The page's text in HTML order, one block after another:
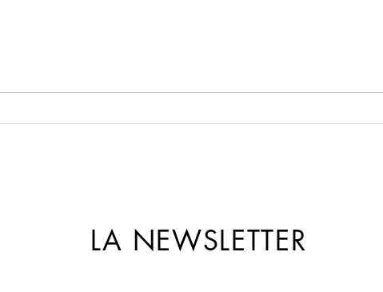
wenn wir bei uns selbst
dir
LA NEWSLETTER